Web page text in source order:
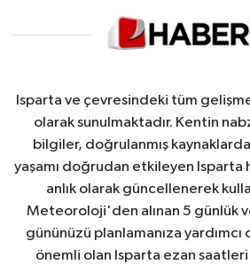
Isparta ve çevresindeki tüm
olarak sunulmaktadır. Kentin
bilgiler, doğrulanmış
yaşamı doğrudan etkileyen Isparta
anlık olarak güncellenerek
Meteoroloji'den alınan 5 günlük
gününüzü planlamanıza yardımcı
önemli olan Isparta ezan